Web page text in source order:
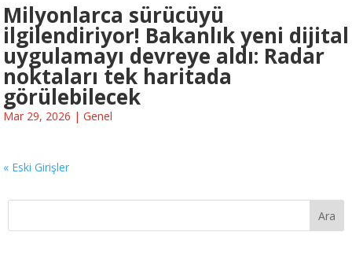
Milyonlarca sürücüyü
ilgilendiriyor! Bakanlık yeni dijital
uygulamayı devreye aldı: Radar
noktaları tek haritada
görülebilecek
Mar 29, 2026 | Genel
« Eski Girişler
Ara